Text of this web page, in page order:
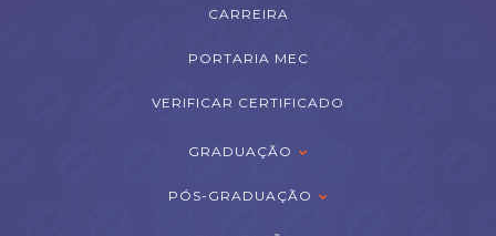
CARREIRA
PORTARIA MEC
VERIFICAR CERTIFICADO
GRADUAÇÃO
PÓS-GRADUAÇÃO